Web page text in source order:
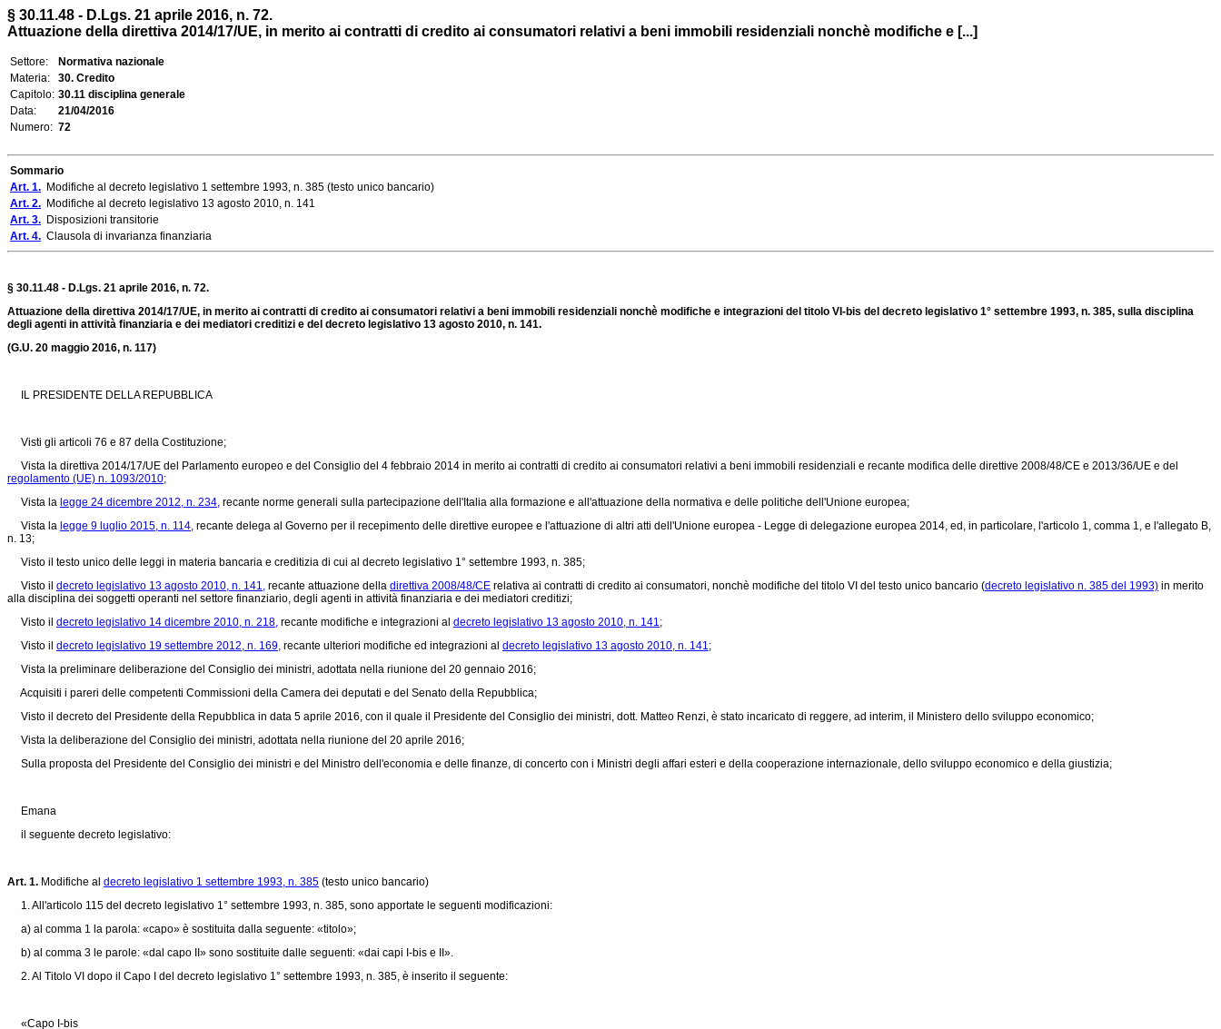
§ 30.11.48 - D.Lgs. 21 aprile 2016, n. 72.
Attuazione della direttiva 2014/17/UE, in merito ai contratti di credito ai consumatori relativi a beni immobili residenziali nonchè modifiche e [...]
Settore:
Normativa nazionale
Materia:
30. Credito
Capitolo: 30.11 disciplina generale
Data:
21/04/2016
Numero: 72
Sommario
Art. 1. Modifiche al decreto legislativo 1 settembre 1993, n. 385 (testo unico bancario)
Art. 2. Modifiche al decreto legislativo 13 agosto 2010, n. 141
Art. 3. Disposizioni transitorie
Art. 4. Clausola di invarianza finanziaria
§ 30.11.48 - D.Lgs. 21 aprile 2016, n. 72.
Attuazione della direttiva 2014/17/UE, in merito ai contratti di credito ai consumatori relativi a beni immobili residenziali nonchè modifiche e integrazioni del titolo VI-bis del decreto legislativo 1° settembre 1993, n. 385, sulla disciplina
degli agenti in attività finanziaria e dei mediatori creditizi e del decreto legislativo 13 agosto 2010, n. 141.
(G.U. 20 maggio 2016, n. 117)
IL PRESIDENTE DELLA REPUBBLICA
Visti gli articoli 76 e 87 della Costituzione;
Vista la direttiva 2014/17/UE del Parlamento europeo e del Consiglio del 4 febbraio 2014 in merito ai contratti di credito ai consumatori relativi a beni immobili residenziali e recante modifica delle direttive 2008/48/CE e 2013/36/UE e del
regolamento (UE) n. 1093/2010;
Vista la legge 24 dicembre 2012, n. 234, recante norme generali sulla partecipazione dell'Italia alla formazione e all'attuazione della normativa e delle politiche dell'Unione europea;
Vista la legge 9 luglio 2015, n. 114, recante delega al Governo per il recepimento delle direttive europee e l'attuazione di altri atti dell'Unione europea - Legge di delegazione europea 2014, ed, in particolare, l'articolo 1, comma 1, e l'allegato B,
n. 13;
Visto il testo unico delle leggi in materia bancaria e creditizia di cui al decreto legislativo 1° settembre 1993, n. 385;
Visto il decreto legislativo 13 agosto 2010, n. 141, recante attuazione della direttiva 2008/48/CE relativa ai contratti di credito ai consumatori, nonchè modifiche del titolo VI del testo unico bancario (decreto legislativo n. 385 del 1993) in merito
alla disciplina dei soggetti operanti nel settore finanziario, degli agenti in attività finanziaria e dei mediatori creditizi;
Visto il decreto legislativo 14 dicembre 2010, n. 218, recante modifiche e integrazioni al decreto legislativo 13 agosto 2010, n. 141;
Visto il decreto legislativo 19 settembre 2012, n. 169, recante ulteriori modifiche ed integrazioni al decreto legislativo 13 agosto 2010, n. 141;
Vista la preliminare deliberazione del Consiglio dei ministri, adottata nella riunione del 20 gennaio 2016;
Acquisiti i pareri delle competenti Commissioni della Camera dei deputati e del Senato della Repubblica;
Visto il decreto del Presidente della Repubblica in data 5 aprile 2016, con il quale il Presidente del Consiglio dei ministri, dott. Matteo Renzi, è stato incaricato di reggere, ad interim, il Ministero dello sviluppo economico;
Vista la deliberazione del Consiglio dei ministri, adottata nella riunione del 20 aprile 2016;
Sulla proposta del Presidente del Consiglio dei ministri e del Ministro dell'economia e delle finanze, di concerto con i Ministri degli affari esteri e della cooperazione internazionale, dello sviluppo economico e della giustizia;
Emana
il seguente decreto legislativo:
Art. 1. Modifiche al decreto legislativo 1 settembre 1993, n. 385 (testo unico bancario)
1. All'articolo 115 del decreto legislativo 1° settembre 1993, n. 385, sono apportate le seguenti modificazioni:
a) al comma 1 la parola: «capo» è sostituita dalla seguente: «titolo»;
b) al comma 3 le parole: «dal capo II» sono sostituite dalle seguenti: «dai capi I-bis e II».
2. Al Titolo VI dopo il Capo I del decreto legislativo 1° settembre 1993, n. 385, è inserito il seguente:
«Capo I-bis